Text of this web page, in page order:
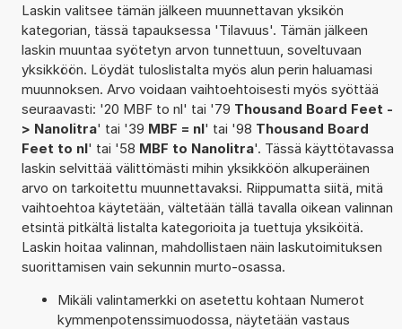
Laskin valitsee tämän jälkeen muunnettavan yksikön
kategorian, tässä tapauksessa 'Tilavuus'. Tämän jälkeen
laskin muuntaa syötetyn arvon tunnettuun, soveltuvaan
yksikköön. Löydät tuloslistalta myös alun perin haluamasi
muunnoksen. Arvo voidaan vaihtoehtoisesti myös syöttää
seuraavasti: '20 MBF to nl' tai '79 Thousand Board Feet -
> Nanolitra' tai '39 MBF = nl' tai '98 Thousand Board
Feet to nl' tai '58 MBF to Nanolitra'. Tässä käyttötavassa
laskin selvittää välittömästi mihin yksikköön alkuperäinen
arvo on tarkoitettu muunnettavaksi. Riippumatta siitä, mitä
vaihtoehtoa käytetään, vältetään tällä tavalla oikean valinnan
etsintä pitkältä listalta kategorioita ja tuettuja yksiköitä.
Laskin hoitaa valinnan, mahdollistaen näin laskutoimituksen
suorittamisen vain sekunnin murto-osassa.
Mikäli valintamerkki on asetettu kohtaan Numerot
kymmenpotenssimuodossa, näytetään vastaus